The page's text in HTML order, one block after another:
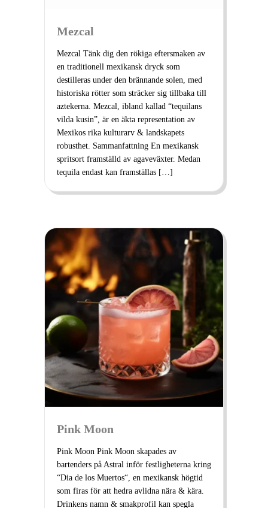
Mezcal
Mezcal Tänk dig den rökiga eftersmaken av
en traditionell mexikansk dryck som
destilleras under den brännande solen, med
historiska rötter som sträcker sig tillbaka till
aztekerna. Mezcal, ibland kallad “tequilans
vilda kusin”, är en äkta representation av
Mexikos rika kulturarv & landskapets
robusthet. Sammanfattning En mexikansk
spritsort framställd av agaveväxter. Medan
tequila endast kan framställas […]
Pink Moon
Pink Moon Pink Moon skapades av
bartenders på Astral inför festligheterna kring
“Dia de los Muertos“, en mexikansk högtid
som firas för att hedra avlidna nära & kära.
Drinkens namn & smakprofil kan spegla